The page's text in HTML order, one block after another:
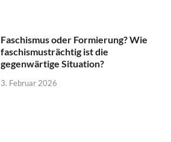
Faschismus oder Formierung? Wie
faschismusträchtig ist die
gegenwärtige Situation?
3. Februar 2026